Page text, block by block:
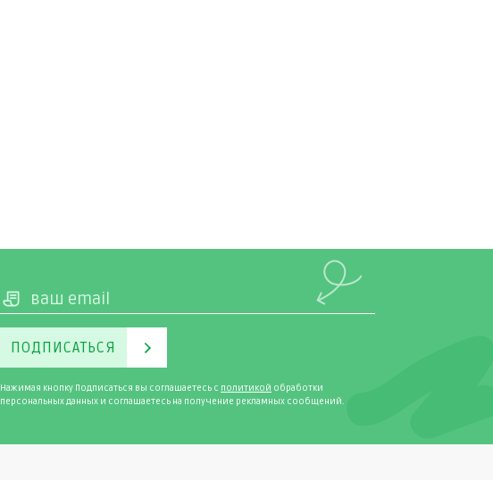
ПОДПИСАТЬСЯ
Нажимая кнопку Подписаться вы соглашаетесь с политикой обработки
персональных данных и соглашаетесь на получение рекламных сообщений.